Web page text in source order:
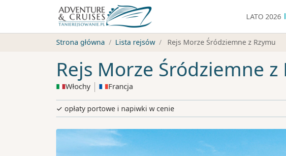
LATO 2026
Strona główna Lista rejsów Rejs Morze Śródziemne z Rzymu
Rejs Morze Śródziemne z
Włochy Francja
✓ opłaty portowe i napiwki w cenie